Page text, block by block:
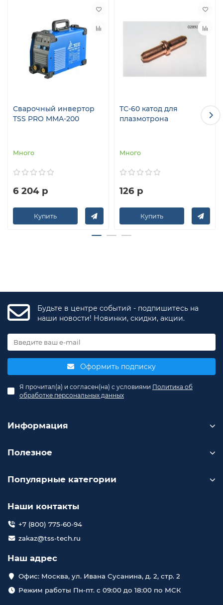
Сварочный инвертор
TSS PRO MMA-200
Много
6 204 р
Купить
ТС-60 катод для
плазмотрона
Много
126 р
Купить
Будьте в центре событий - подпишитесь на
наши новости! Новинки, скидки, акции.
Оформить подписку
Я прочитал(а) и согласен(на) с условиями Политика об
обработке персональных данных
Информация
Полезное
Популярные категории
Наши контакты
+7 (800) 775-60-94
zakaz@tss-tech.ru
Наш адрес
Офис: Москва, ул. Ивана Сусанина, д. 2, стр. 2
Режим работы Пн-пт. с 09:00 до 18:00 по МСК